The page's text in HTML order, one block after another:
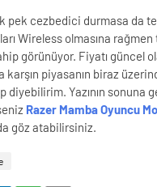
pek cezbedici durmasa da
Wireless olmasına
görünüyor. Fiyatı güncel
karşın piyasanın biraz
diyebilirim. Yazının sonuna
Razer Mamba Oyuncu
göz atabilirsiniz.